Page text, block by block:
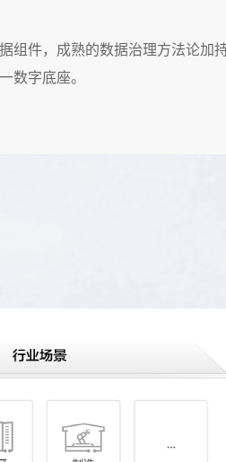
组件，成熟的数据治理方法论加
数字底座。